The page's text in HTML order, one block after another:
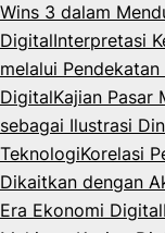
Wins 3 dalam
DigitalInterpretasi
melalui
DigitalKajian Pasar
sebagai Ilustrasi
TeknologiKorelasi
Dikaitkan dengan
Era Ekonomi Digital